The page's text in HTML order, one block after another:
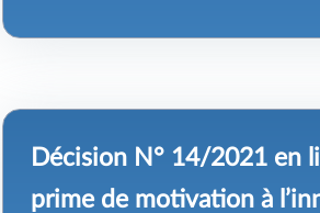
Décision N° 14/2021 en
prime de motivation à